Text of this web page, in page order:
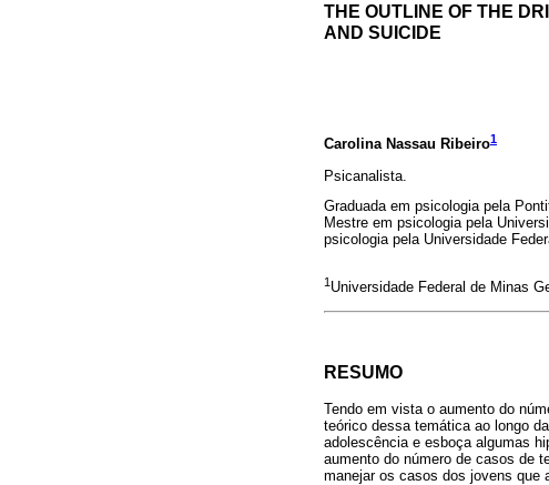
THE OUTLINE OF THE
AND SUICIDE
Carolina Nassau Ribeiro1
Psicanalista.
Graduada em psicologia pela
Mestre em psicologia pela
psicologia pela Universidade
1 Universidade Federal de Minas
RESUMO
Tendo em vista o aumento do
teórico dessa temática ao longo
adolescência e esboça algumas
aumento do número de casos de
manejar os casos dos jovens que